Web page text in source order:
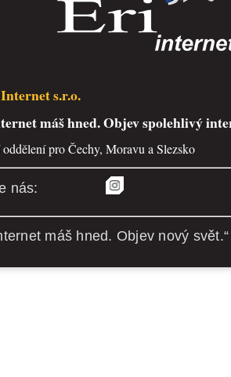
s.r.o.
máš hned. Objev spolehlivý
pro Čechy, Moravu a Slezsko
nás:
máš hned. Objev nový svět.“